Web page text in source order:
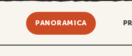
PANORAMICA